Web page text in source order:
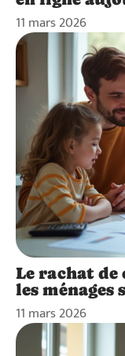
11 mars 2026
Le rachat
les ménages
11 mars 2026